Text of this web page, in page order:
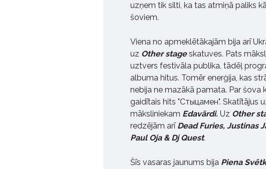
uzņem tik silti, ka tas atmiņā paliks
šoviem.
Viena no apmeklētākajām bija arī
uz Other stageskatuves. Pats
uztvers festivāla publika, tādēļ
albuma hitus. Tomēr enerģija, kas
nebija ne mazākā pamata. Par šova
gaidītais hits "Стыцамен". Skatītājus
māksliniekam Edavārdi. Uz Other
redzējām arīDead Furies, Justinas
Paul Oja & Dj Quest.
Šīs vasaras jaunums bija Piena